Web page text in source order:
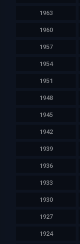
1963
1960
1957
1954
1951
1948
1945
1942
1939
1936
1933
1930
1927
1924